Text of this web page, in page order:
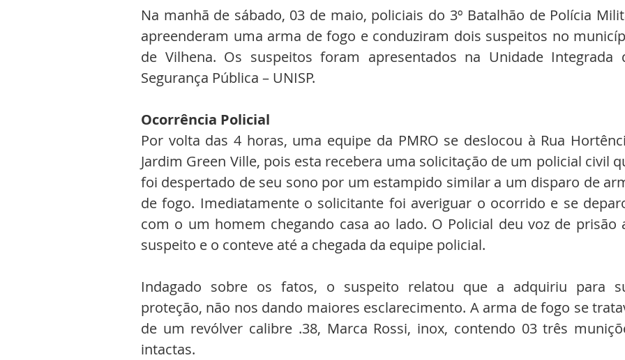
Na manhã de sábado, 03 de maio, policiais do 3º Batalhão de Polícia
apreenderam uma arma de fogo e conduziram dois suspeitos no
de Vilhena. Os suspeitos foram apresentados na Unidade Integrada
Segurança Pública – UNISP.
Ocorrência Policial
Por volta das 4 horas, uma equipe da PMRO se deslocou à Rua
Jardim Green Ville, pois esta recebera uma solicitação de um policial civil
foi despertado de seu sono por um estampido similar a um disparo de
de fogo. Imediatamente o solicitante foi averiguar o ocorrido e se
com o um homem chegando casa ao lado. O Policial deu voz de prisão
suspeito e o conteve até a chegada da equipe policial.
Indagado sobre os fatos, o suspeito relatou que a adquiriu para
proteção, não nos dando maiores esclarecimento. A arma de fogo se
de um revólver calibre .38, Marca Rossi, inox, contendo 03 três
intactas.